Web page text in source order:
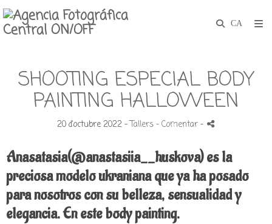
SHOOTING ESPECIAL BODY
PAINTING HALLOWEEN
20 d'octubre 2022 -Tallers - Comentar-
Anasatasia(@anastasiia__huskova) es la
preciosa modelo ukraniana que ya ha posado
para nosotros con su belleza, sensualidad y
elegancia. En este body painting.